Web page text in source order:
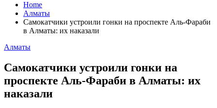
Home
Алматы
Самокатчики устроили гонки на проспекте Аль-Фараби
в Алматы: их наказали
Алматы
Самокатчики устроили гонки на
проспекте Аль-Фараби в Алматы: их
наказали